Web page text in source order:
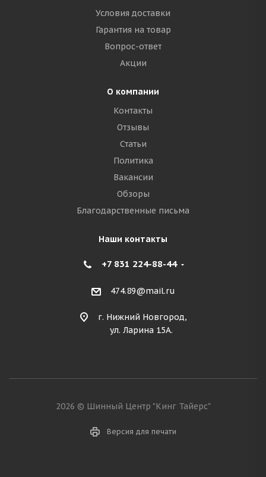
Условия доставки
Гарантия на товар
Вопрос-ответ
Акции
О компании
Контакты
Отзывы
Статьи
Политика
Вакансии
Обзоры
Благодарственные письма
Наши контакты
+7 831 224-88-44
474.89@mail.ru
г. Нижний Новгород,
ул. Ларина 15А.
2026 © Шинный Центр "Кинг Тайерс"
Версия для печати